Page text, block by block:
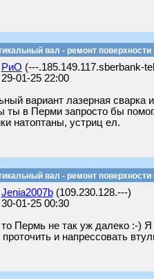
вал - ремонт поверхности
РиО (---.185.149.117.sberbank-
01-25 22:00
вариант лазерная сварка
ты в Перми запросто бы помог.
натоптаны, устриц ел.
вал - ремонт поверхности
Jenia2007b(109.230.128.---)
01-25 00:30
то Пермь не так уж далеко :-)
и напрессовать